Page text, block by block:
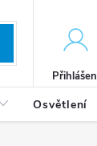
Osvětlení